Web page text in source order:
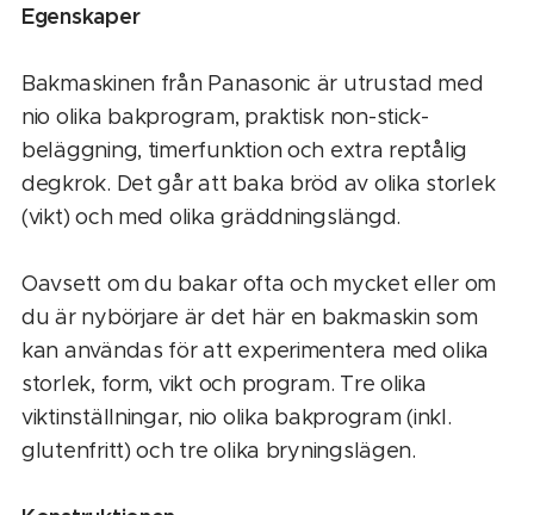
Egenskaper
Bakmaskinen från Panasonic är utrustad med
nio olika bakprogram, praktisk non-stick-
beläggning, timerfunktion och extra reptålig
degkrok. Det går att baka bröd av olika storlek
(vikt) och med olika gräddningslängd.
Oavsett om du bakar ofta och mycket eller om
du är nybörjare är det här en bakmaskin som
kan användas för att experimentera med olika
storlek, form, vikt och program. Tre olika
viktinställningar, nio olika bakprogram (inkl.
glutenfritt) och tre olika bryningslägen.